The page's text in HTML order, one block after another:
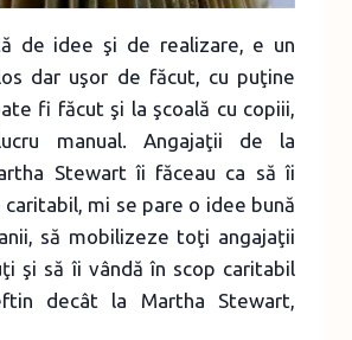
de idee şi de realizare, e un
dar uşor de făcut, cu puţine
fi făcut şi la şcoală cu copiii,
manual. Angajaţii de la
Stewart îi făceau ca să îi
caritabil, mi se pare o idee bună
să mobilizeze toţi angajaţii
şi să îi vândă în scop caritabil
decât la Martha Stewart,